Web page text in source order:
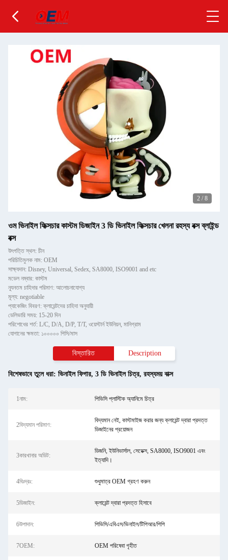
2 / 8
ওম ভিনাইল ফিক্সচার কাস্টম ডিজাইন 3 ডি ভিনাইল ফিক্সচার খেলনা রহস্য বক্স ব্লাইন্ড
বক্স
উৎপত্তি স্থল: চীন
পরিচিতিমুলক নাম: OEM
সাক্ষ্যদান: Disney, Universal, Sedex, SA8000, ISO9001 and etc
মডেল নম্বার: কাস্টম
ন্যূনতম চাহিদার পরিমাণ: আলোচনাযোগ্য
মূল্য: negotiable
প্যাকেজিং বিবরণ: ক্লায়েন্টদের চাহিদা অনুযায়ী
ডেলিভারি সময়: 15-20 দিন
পরিশোধের শর্ত: L/C, D/A, D/P, T/T, ওয়েস্টার্ন ইউনিয়ন, মানিগ্রাম
যোগানের ক্ষমতা: ১০০০০০ পিসি/মাস
বিস্তারিত Description
বিশেষভাবে তুলে ধরা: ভিনাইল ফিগার, 3 ডি ভিনাইল চিত্র, রহস্যময় বাক্স
1নাম: পিভিসি প্লাস্টিক অ্যানিমে চিত্র
2বিদ্যমান পরিমাণ:
বিদ্যমান নেই, কাস্টমাইজ করার জন্য ক্লায়েন্ট দ্বারা প্রদত্ত
ডিজাইনের প্রয়োজন
3কারখানার অডিট:
ডিজনি, ইউনিভার্সাল, সেডেক্স, SA8000, ISO9001 এবং
ইত্যাদি।
4বিঃদ্রঃ: শুধুমাত্র OEM গ্রহণ করুন
5ডিজাইন: ক্লায়েন্ট দ্বারা প্রদত্ত হিসাবে
6উপাদান: পিভিসি/এবিএস/ভিনাইল/টিপিআর/পিপি
7OEM: OEM পরিষেবা গৃহীত